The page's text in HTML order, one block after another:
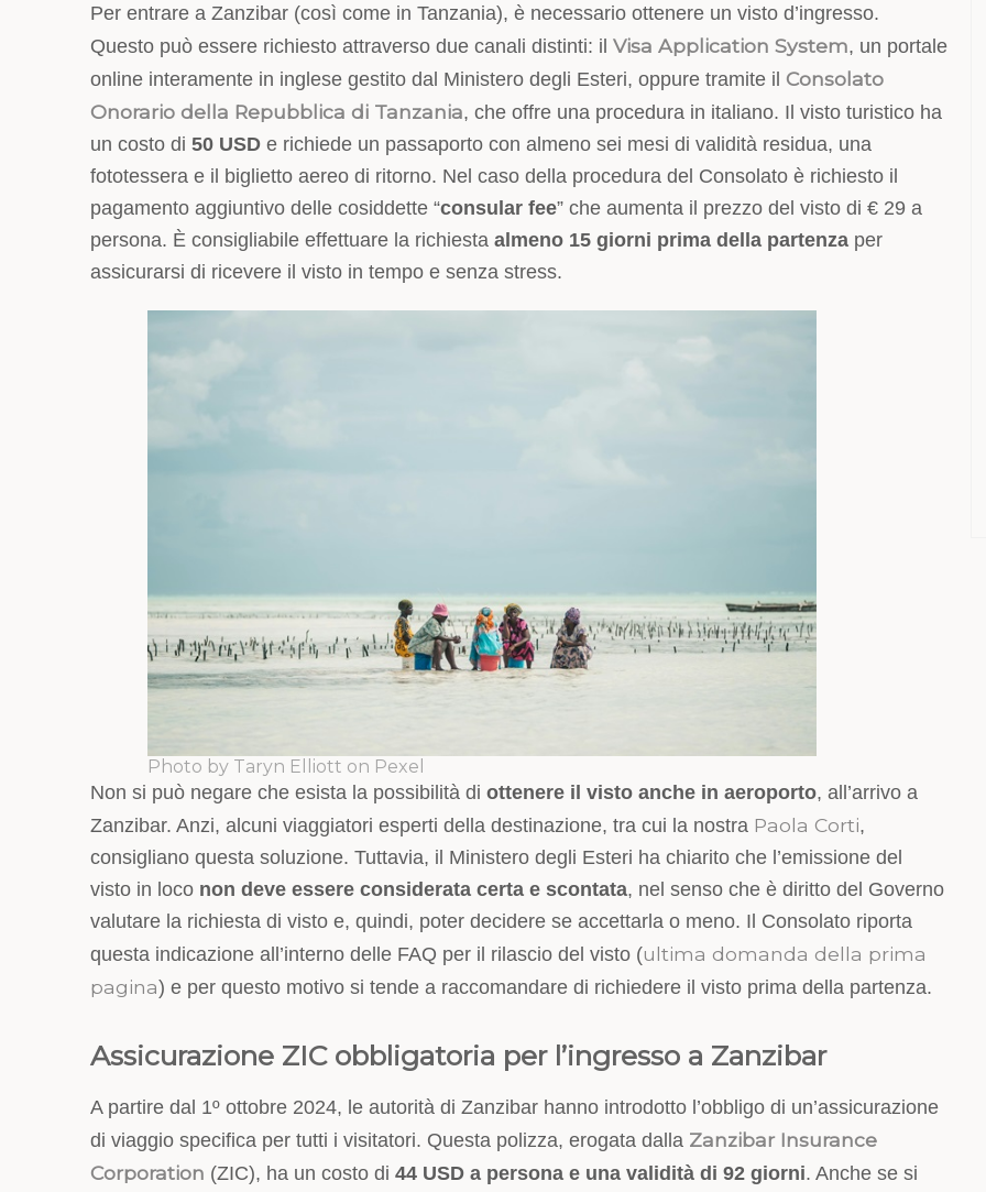
Per entrare a Zanzibar (così come in Tanzania), è necessario ottenere un visto d’ingresso.
Questo può essere richiesto attraverso due canali distinti: il Visa Application System, un portale
online interamente in inglese gestito dal Ministero degli Esteri, oppure tramite il Consolato
Onorario della Repubblica di Tanzania, che offre una procedura in italiano. Il visto turistico ha
un costo di 50 USD e richiede un passaporto con almeno sei mesi di validità residua, una
fototessera e il biglietto aereo di ritorno. Nel caso della procedura del Consolato è richiesto il
pagamento aggiuntivo delle cosiddette “consular fee” che aumenta il prezzo del visto di € 29 a
persona. È consigliabile effettuare la richiesta almeno 15 giorni prima della partenza per
assicurarsi di ricevere il visto in tempo e senza stress.
Photo by Taryn Elliott on Pexel
Non si può negare che esista la possibilità di ottenere il visto anche in aeroporto, all’arrivo a
Zanzibar. Anzi, alcuni viaggiatori esperti della destinazione, tra cui la nostra Paola Corti,
consigliano questa soluzione. Tuttavia, il Ministero degli Esteri ha chiarito che l’emissione del
visto in loco non deve essere considerata certa e scontata, nel senso che è diritto del Governo
valutare la richiesta di visto e, quindi, poter decidere se accettarla o meno. Il Consolato riporta
questa indicazione all’interno delle FAQ per il rilascio del visto (ultima domanda della prima
pagina) e per questo motivo si tende a raccomandare di richiedere il visto prima della partenza.
Assicurazione ZIC obbligatoria per l’ingresso a Zanzibar
A partire dal 1º ottobre 2024, le autorità di Zanzibar hanno introdotto l’obbligo di un’assicurazione
di viaggio specifica per tutti i visitatori. Questa polizza, erogata dalla Zanzibar Insurance
Corporation (ZIC), ha un costo di 44 USD a persona e una validità di 92 giorni. Anche se si